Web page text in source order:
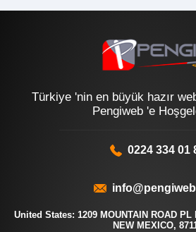
Türkiye 'nin en büyük hazır
Pengiweb 'e
0224 334 01
United States: 1209 MOUNTAIN ROAD
NEW MEXICO,